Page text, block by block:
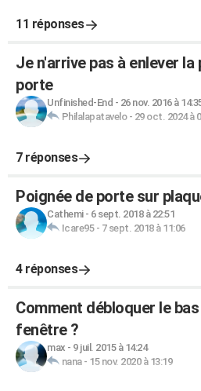
11 réponses
Je n'arrive pas à enlever la
porte
Unfinished-End - 26 nov. 2016 à
Philalapatavelo- 29 oct. 2024 à
7 réponses
Poignée de porte sur
Cathemi- 6 sept. 2018 à 22:51
Icare95- 7 sept. 2018 à 11:06
4 réponses
Comment débloquer le
fenêtre ?
max - 9 juil. 2015 à 14:24
nana- 15 nov. 2020 à 13:19